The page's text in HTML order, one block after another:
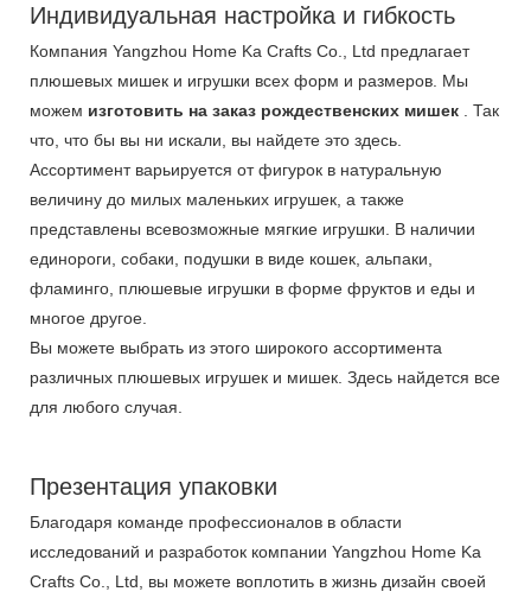
Индивидуальная настройка и гибкость
Компания Yangzhou Home Ka Crafts Co., Ltd предлагает
плюшевых мишек и игрушки всех форм и размеров. Мы
можем изготовить на заказ рождественских мишек . Так
что, что бы вы ни искали, вы найдете это здесь.
Ассортимент варьируется от фигурок в натуральную
величину до милых маленьких игрушек, а также
представлены всевозможные мягкие игрушки. В наличии
единороги, собаки, подушки в виде кошек, альпаки,
фламинго, плюшевые игрушки в форме фруктов и еды и
многое другое.
Вы можете выбрать из этого широкого ассортимента
различных плюшевых игрушек и мишек. Здесь найдется все
для любого случая.
Презентация упаковки
Благодаря команде профессионалов в области
исследований и разработок компании Yangzhou Home Ka
Crafts Co., Ltd, вы можете воплотить в жизнь дизайн своей